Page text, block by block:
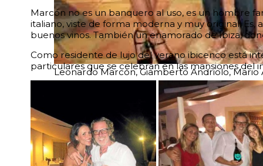
Leonardo Marcón, Giamberto Andriolo, Mario
Marcón no es un banquero al uso, es un hombre
italiano, viste de forma moderna y muy original.
buenos vinos. También un enamorado de Ibiza,
Como residente de lujo del verano ibicenco está
particulares que se celebran en las mansiones del